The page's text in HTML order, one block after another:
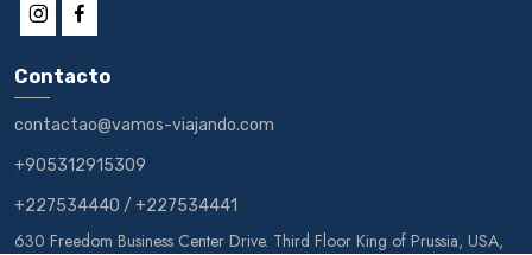
Contacto
contactao@vamos-viajando.com
+905312915309
+227534440 / +227534441
630 Freedom Business Center Drive. Third Floor King of Prussia, USA,